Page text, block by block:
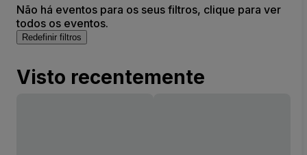
Não há eventos para os seus filtros, clique para ver
todos os eventos.
Redefinir filtros
Visto recentemente